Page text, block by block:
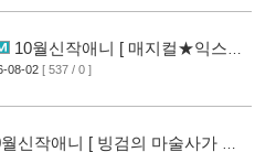
10월신작애니 [ 매지컬★익스플
공개 [12]
08-02 [ 537 / 0 ]
신작애니 [ 빙검의 마술사가 세